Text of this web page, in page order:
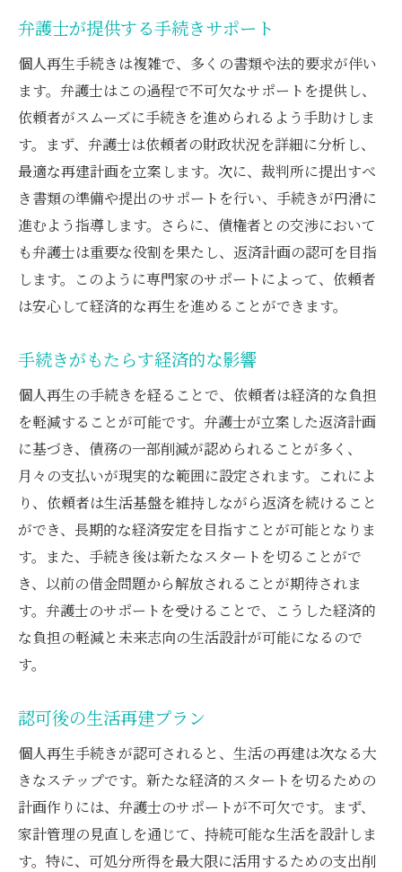
弁護士が提供する手続きサポート
個人再生手続きは複雑で、多くの書類や法的要求が伴い
ます。弁護士はこの過程で不可欠なサポートを提供し、
依頼者がスムーズに手続きを進められるよう手助けしま
す。まず、弁護士は依頼者の財政状況を詳細に分析し、
最適な再建計画を立案します。次に、裁判所に提出すべ
き書類の準備や提出のサポートを行い、手続きが円滑に
進むよう指導します。さらに、債権者との交渉において
も弁護士は重要な役割を果たし、返済計画の認可を目指
します。このように専門家のサポートによって、依頼者
は安心して経済的な再生を進めることができます。
手続きがもたらす経済的な影響
個人再生の手続きを経ることで、依頼者は経済的な負担
を軽減することが可能です。弁護士が立案した返済計画
に基づき、債務の一部削減が認められることが多く、
月々の支払いが現実的な範囲に設定されます。これによ
り、依頼者は生活基盤を維持しながら返済を続けること
ができ、長期的な経済安定を目指すことが可能となりま
す。また、手続き後は新たなスタートを切ることがで
き、以前の借金問題から解放されることが期待されま
す。弁護士のサポートを受けることで、こうした経済的
な負担の軽減と未来志向の生活設計が可能になるので
す。
認可後の生活再建プラン
個人再生手続きが認可されると、生活の再建は次なる大
きなステップです。新たな経済的スタートを切るための
計画作りには、弁護士のサポートが不可欠です。まず、
家計管理の見直しを通じて、持続可能な生活を設計しま
す。特に、可処分所得を最大限に活用するための支出削